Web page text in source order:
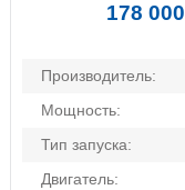
178 000
Производитель:
Мощность:
Тип запуска:
Двигатель: